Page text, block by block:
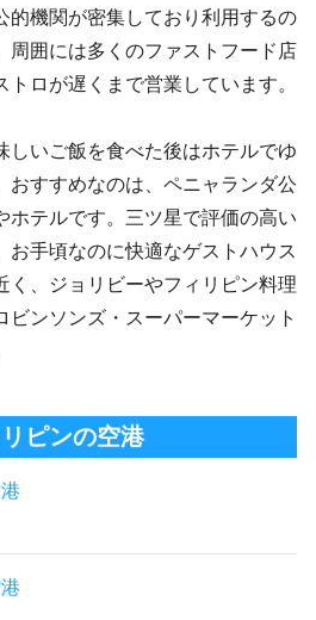
的機関が密集しており利用するの
周囲には多くのファストフード店
ロが遅くまで営業しています。
しいご飯を食べた後はホテルでゆ
おすすめなのは、ペニャランダ公
ホテルです。三ツ星で評価の高い
お手頃なのに快適なゲストハウス
く、ジョリビーやフィリピン料理
ビンソンズ・スーパーマーケット
ピンの空港